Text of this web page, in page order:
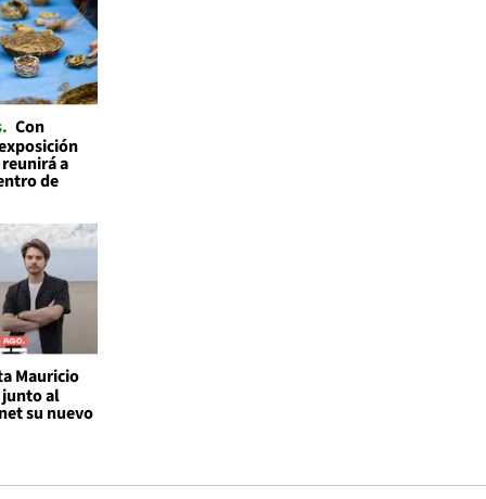
Con
a
de
Mauricio
junto al
su nuevo